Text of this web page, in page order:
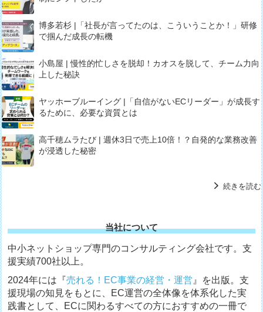
博多若杉 |「社長が言ってたのは、こういうことか！」研修
で掴んだ成長の転機
小島屋 | 慢性的忙しさを脱却！カオスを脱して、チーム力向
上した秘訣
ヤッホーブルーイング |「自信がないECリーダー」が成長す
るために、必要な資質とは
高千穂ムラたび | 週休3日で売上10倍！？自発的な業務改善
が浸透した秘密
続きを読む
当社について
中小ネットショップ専門のコンサルティング会社です。支
援実績700社以上。
2024年には『売れる！EC事業の経営・運営 』を出版。支
援現場の知見をもとに、EC運営の全体像を体系化した実
践書として、ECに関わるすべての方におすすめの一冊で